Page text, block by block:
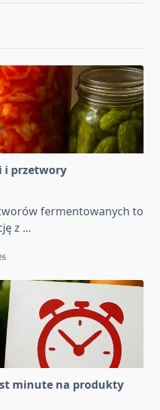
i przetwory
fermentowanych to
z ...
minute na produkty